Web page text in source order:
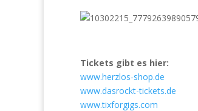
Tickets gibt es hier:
www.herzlos-shop.de
www.dasrockt-tickets.de
www.tixforgigs.com